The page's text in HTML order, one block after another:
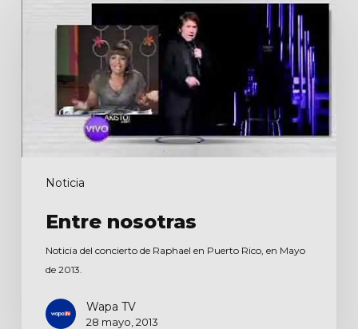
Noticia
Entre nosotras
Noticia del concierto de Raphael en Puerto Rico, en Mayo
de 2013.
Wapa TV
28 mayo, 2013